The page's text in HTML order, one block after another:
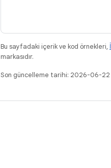
Bu sayfadaki içerik ve kod örnekleri,
markasıdır.
Son güncelleme tarihi: 2026-06-22